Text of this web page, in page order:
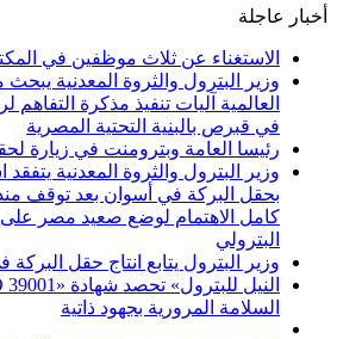
أخبار عاجلة
الاستغناء عن ثلاث موظفين في
وزير البترول والثروة المعدنية
العالمية آليات تنفيذ مذكرة
في قبرص بالبنية التحتية المصرية
رئيسا العامة وبترومنت في زيارة
وزير البترول والثروة المعدنية
كامل الاهتمام لوضع صعيد مصر على
البترولي
وزير البترول يتابع انتاج حقل
السلامة المرورية بجهود ذاتية